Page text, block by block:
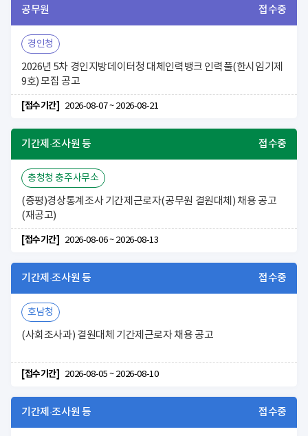
공무원 접수중
경인청
2026년 5차 경인지방데이터청 대체인력뱅크 인력풀(한시임기제
9호) 모집 공고
[접수기간] 2026-08-07 ~ 2026-08-21
기간제·조사원 등 접수중
충청청 충주사무소
(증평)경상통계조사 기간제근로자(공무원 결원대체) 채용 공고
(재공고)
[접수기간] 2026-08-06 ~ 2026-08-13
기간제·조사원 등 접수중
호남청
(사회조사과) 결원대체 기간제근로자 채용 공고
[접수기간] 2026-08-05 ~ 2026-08-10
기간제·조사원 등 접수중